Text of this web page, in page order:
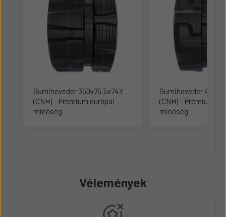
Gumiheveder 350x75,5x74Y
(CNH) – Prémium európai
minőség
Gumiheveder
(CNH) – Prémium
minőség
Vélemények